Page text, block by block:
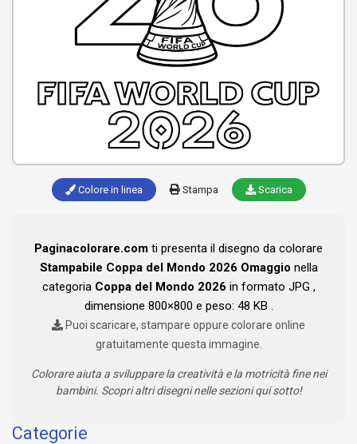
Colore in linea Stampa Scarica
Paginacolorare.com ti presenta il disegno da colorare
Stampabile Coppa del Mondo 2026 Omaggio nella
categoria Coppa del Mondo 2026 in formato JPG ,
dimensione 800×800 e peso: 48 KB .
Puoi scaricare, stampare oppure colorare online
gratuitamente questa immagine.
Colorare aiuta a sviluppare la creatività e la motricità fine nei
bambini. Scopri altri disegni nelle sezioni qui sotto!
Categorie